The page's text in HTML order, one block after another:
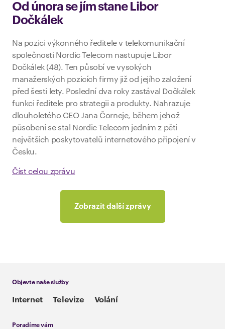
Od února se jím stane Libor
Dočkálek
Na pozici výkonného ředitele v telekomunikační
společnosti Nordic Telecom nastupuje Libor
Dočkálek (48). Ten působí ve vysokých
manažerských pozicích firmy již od jejího založení
před šesti lety. Poslední dva roky zastával Dočkálek
funkci ředitele pro strategii a produkty. Nahrazuje
dlouholetého CEO Jana Čorneje, během jehož
působení se stal Nordic Telecom jedním z pěti
největších poskytovatelů internetového připojení v
Česku.
Číst celou zprávu
Zobrazit další zprávy
Objevte naše služby
Internet Televize Volání
Poradíme vám